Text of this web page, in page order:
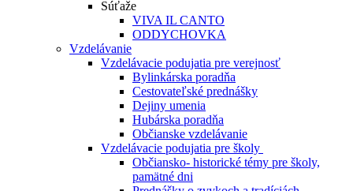
Súťaže
VIVA IL CANTO
ODDYCHOVKA
Vzdelávanie
Vzdelávacie podujatia pre verejnosť
Bylinkárska poradňa
Cestovateľské prednášky
Dejiny umenia
Hubárska poradňa
Občianske vzdelávanie
Vzdelávacie podujatia pre školy
Občiansko- historické témy pre školy,
pamätné dni